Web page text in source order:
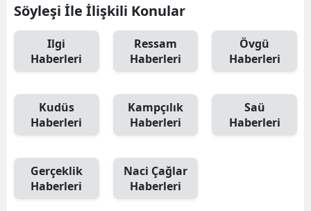
Söyleşi İle İlişkili Konular
Ilgi
Haberleri
Ressam
Haberleri
Övgü
Haberleri
Kudüs
Haberleri
Kampçılık
Haberleri
Saü
Haberleri
Gerçeklik
Haberleri
Naci Çağlar
Haberleri